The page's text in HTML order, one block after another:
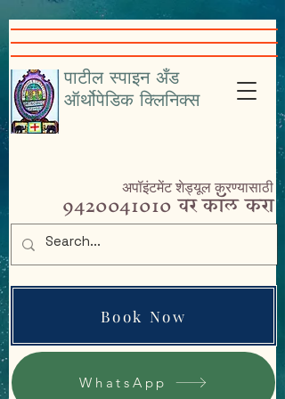
verification=VcHr3wbNvRc4nfHfAiXig8Sq5iql5KGKe_9cfAPP-w4
पाटील स्पाइन अँड
ऑर्थोपेडिक क्लिनिक्स
अपॉइंटमेंट शेड्यूल करण्यासाठी
9420041010वर कॉल करा
Book Now
WhatsApp